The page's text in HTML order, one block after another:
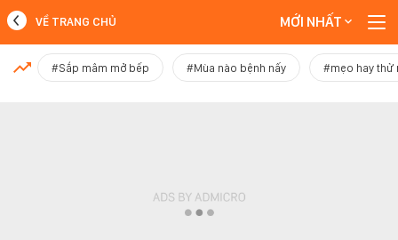
MỚI NHẤT
VỀ TRANG CHỦ MỚI NHẤT
#Sắp mâm mở bếp #Mùa nào bệnh nấy #mẹo hay thử